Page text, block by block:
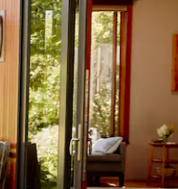
果を確認することができます